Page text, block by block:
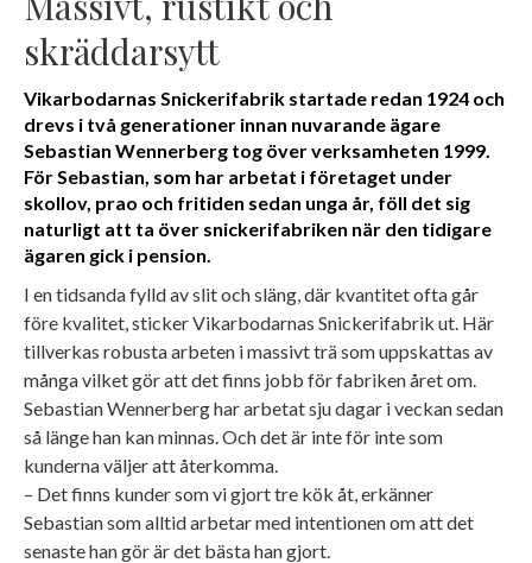
skräddarsytt
Vikarbodarnas Snickerifabrik startade redan 1924 och
drevs i två generationer innan nuvarande ägare
Sebastian Wennerberg tog över verksamheten 1999.
För Sebastian, som har arbetat i företaget under
skollov, prao och fritiden sedan unga år, föll det sig
naturligt att ta över snickerifabriken när den tidigare
ägaren gick i pension.
I en tidsanda fylld av slit och släng, där kvantitet ofta går
före kvalitet, sticker Vikarbodarnas Snickerifabrik ut. Här
tillverkas robusta arbeten i massivt trä som uppskattas av
många vilket gör att det finns jobb för fabriken året om.
Sebastian Wennerberg har arbetat sju dagar i veckan sedan
så länge han kan minnas. Och det är inte för inte som
kunderna väljer att återkomma.
– Det finns kunder som vi gjort tre kök åt, erkänner
Sebastian som alltid arbetar med intentionen om att det
senaste han gör är det bästa han gjort.